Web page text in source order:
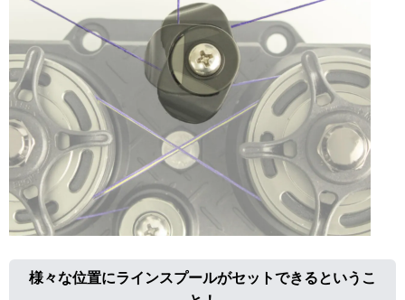
様々な位置にラインスプールがセットできるというこ